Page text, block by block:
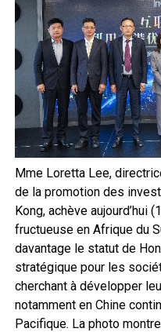
Mme Loretta Lee,
de la promotion des
Kong, achève aujourd’hui
fructueuse en Afrique du
davantage le statut de
stratégique pour les
cherchant à développer
notamment en Chine
Pacifique. La photo